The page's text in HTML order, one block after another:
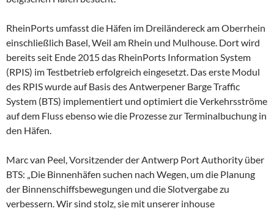
RheinPorts umfasst die Häfen im Dreiländereck am Oberrhein
einschließlich Basel, Weil am Rhein und Mulhouse. Dort wird
bereits seit Ende 2015 das RheinPorts Information System
(RPIS) im Testbetrieb erfolgreich eingesetzt. Das erste Modul
des RPIS wurde auf Basis des Antwerpener Barge Traffic
System (BTS) implementiert und optimiert die Verkehrsströme
auf dem Fluss ebenso wie die Prozesse zur Terminalbuchung in
den Häfen.
Marc van Peel, Vorsitzender der Antwerp Port Authority über
BTS: „Die Binnenhäfen suchen nach Wegen, um die Planung
der Binnenschiffsbewegungen und die Slotvergabe zu
verbessern. Wir sind stolz, sie mit unserer inhouse